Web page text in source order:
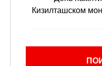
Кизилташском